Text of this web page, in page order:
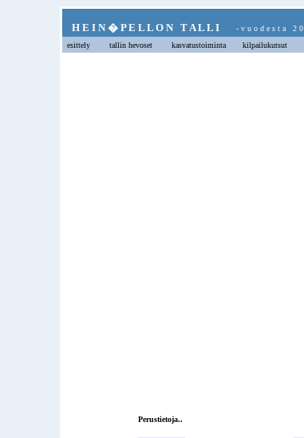
H E I N � P E L L O N T A L L I
- v u o d e s t a 2 0
esittely
tallin hevoset kasvatustoiminta kilpailukutsut
Perustietoja..